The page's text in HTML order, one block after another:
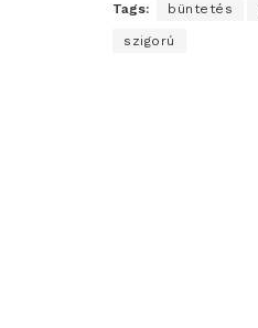
Tags: büntetés
szigorú